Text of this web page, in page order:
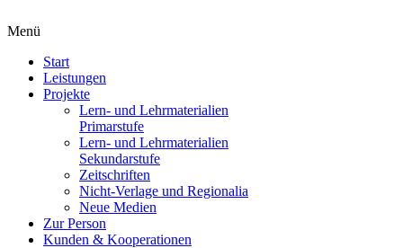
Menü
Start
Leistungen
Projekte
Lern- und Lehrmaterialien
Primarstufe
Lern- und Lehrmaterialien
Sekundarstufe
Zeitschriften
Nicht-Verlage und Regionalia
Neue Medien
Zur Person
Kunden & Kooperationen